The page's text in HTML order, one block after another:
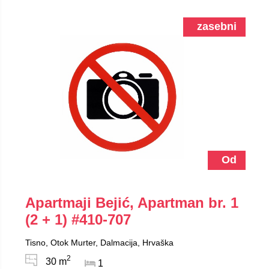
Od
zasebni
Apartmaji Bejić, Apartman br. 1
(2 + 1) #410-707
Tisno, Otok Murter, Dalmacija, Hrvaška
30 m2
1